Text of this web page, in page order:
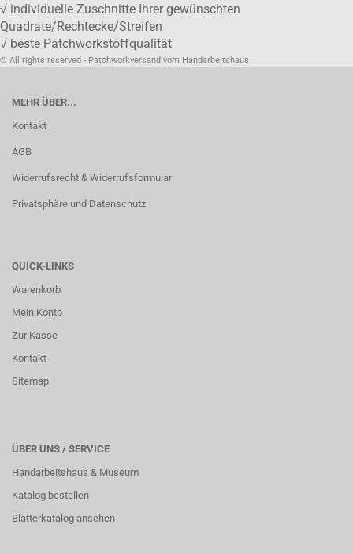
√ individuelle Zuschnitte Ihrer gewünschten
Quadrate/Rechtecke/Streifen
√ beste Patchworkstoffqualität
© All rights reserved - Patchworkversand vom Handarbeitshaus
MEHR ÜBER...
Kontakt
AGB
Widerrufsrecht & Widerrufsformular
Privatsphäre und Datenschutz
QUICK-LINKS
Warenkorb
Mein Konto
Zur Kasse
Kontakt
Sitemap
ÜBER UNS / SERVICE
Handarbeitshaus & Museum
Katalog bestellen
Blätterkatalog ansehen